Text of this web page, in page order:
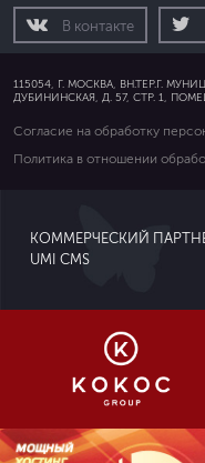
В контакте
115054, Г. МОСКВА, ВН.ТЕР.Г.
ДУБИНИНСКАЯ, Д. 57, СТР. 1,
Согласие на обработку
Политика в отношении
КОММЕРЧЕСКИЙ
UMI CMS